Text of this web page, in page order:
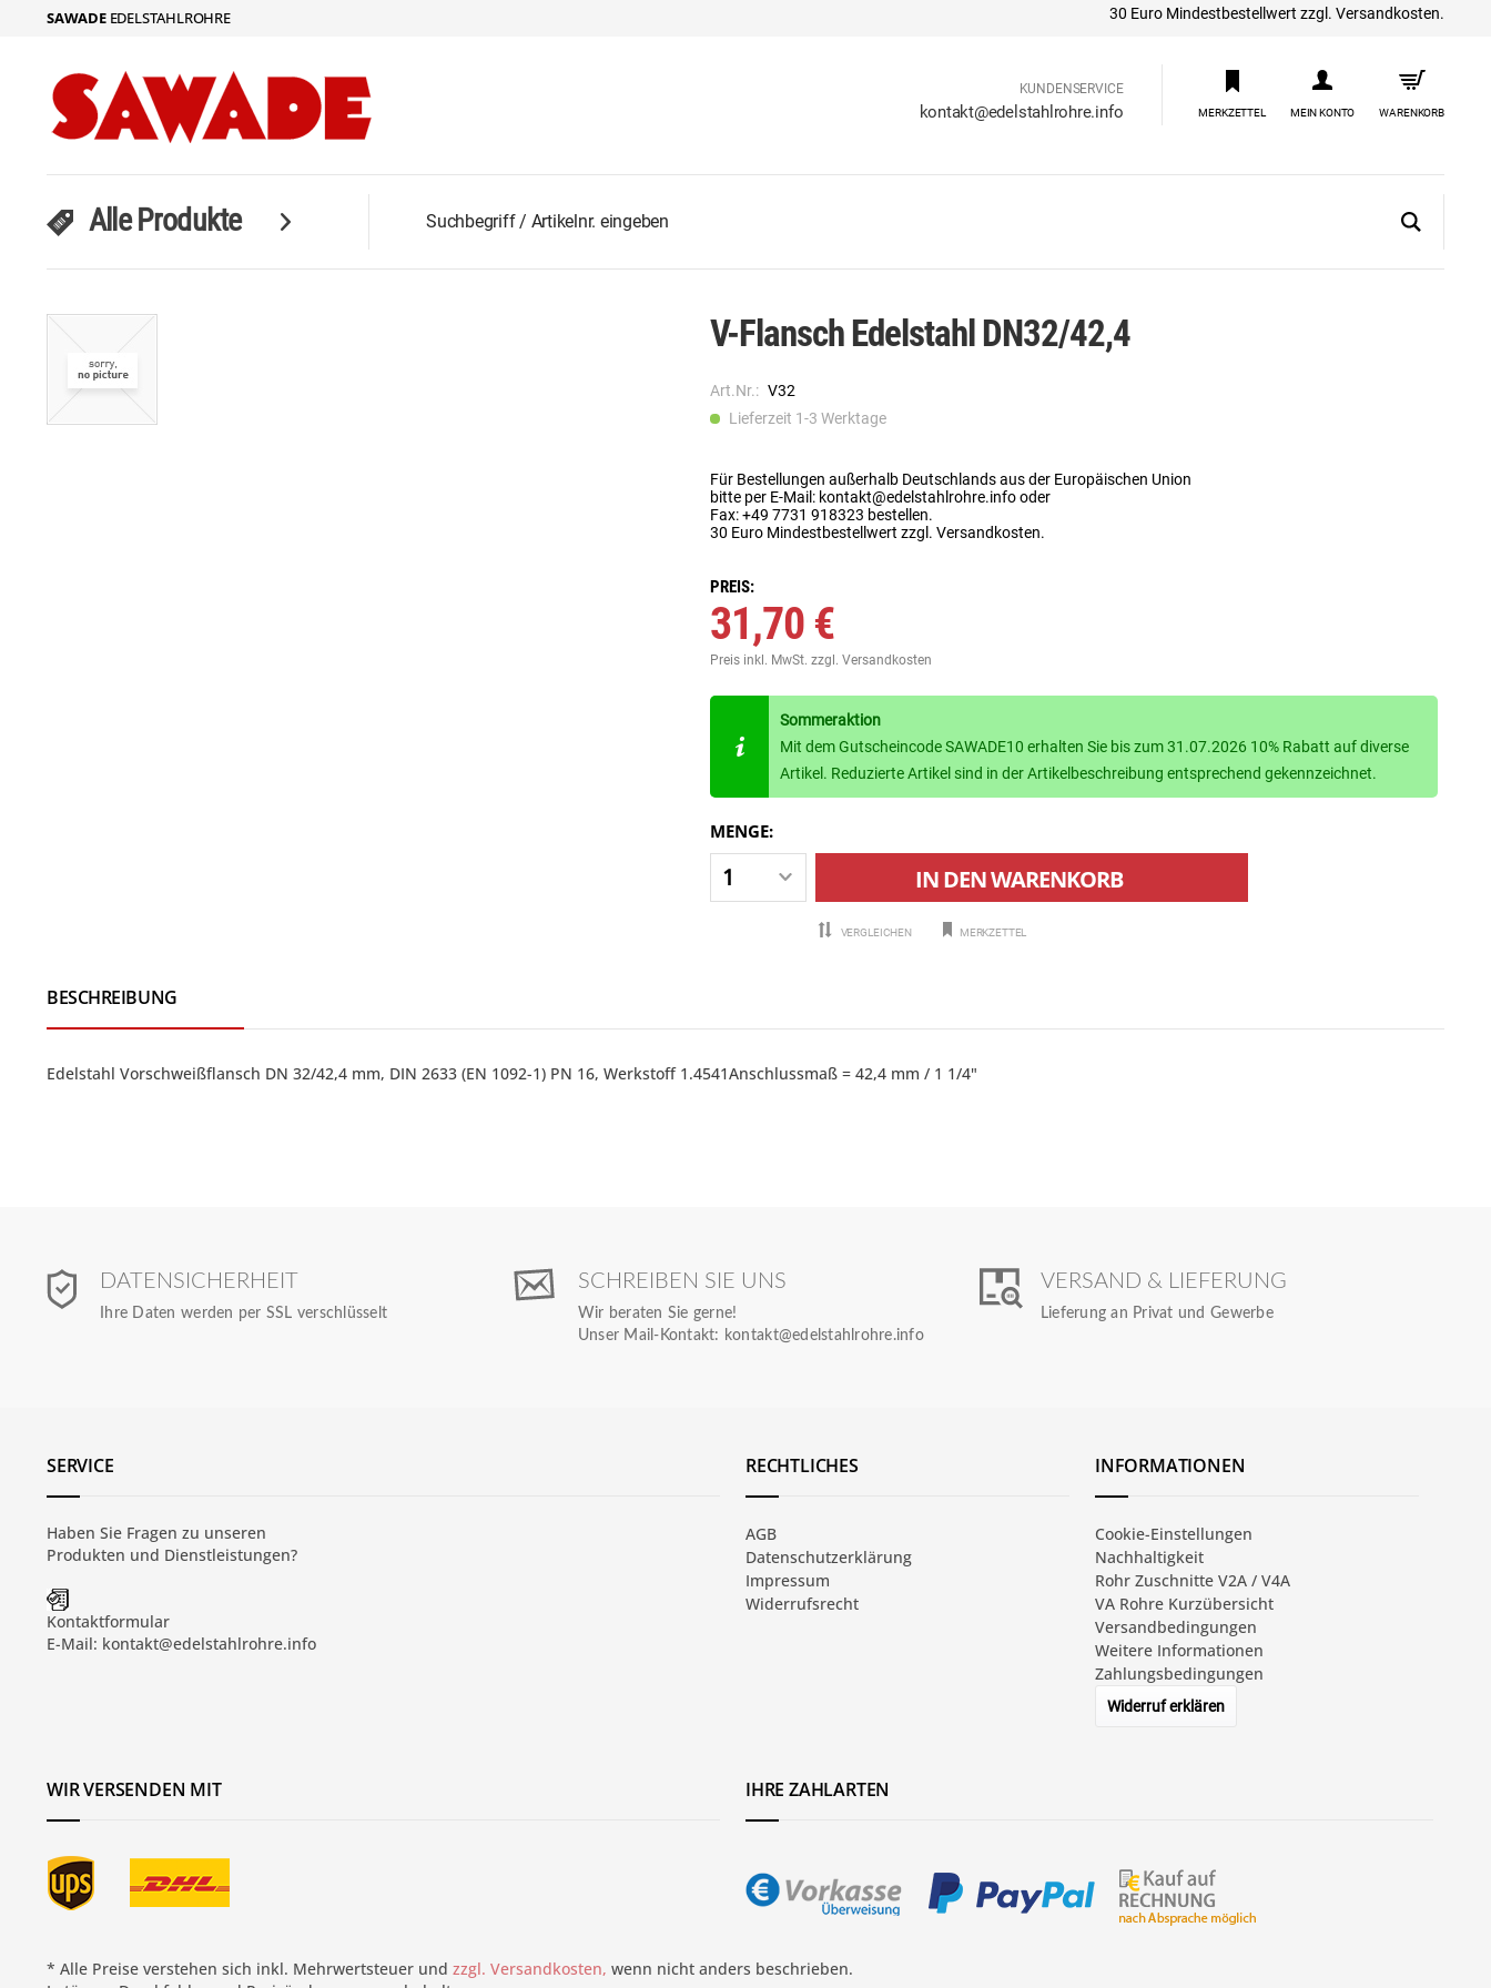
SAWADEEDELSTAHLROHRE 30 Euro Mindestbestellwert zzgl. Versandkosten.
KUNDENSERVICE
kontakt@edelstahlrohre.info MERKZETTEL MEIN KONTO WARENKORB
Alle Produkte
V-Flansch Edelstahl DN32/42,4
Art.Nr.: V32
Lieferzeit 1-3 Werktage
Für Bestellungen außerhalb Deutschlands aus der Europäischen Union
bitte per E-Mail: kontakt@edelstahlrohre.info oder
Fax: +49 7731 918323 bestellen.
30 Euro Mindestbestellwert zzgl. Versandkosten.
PREIS:
31,70 €
Preis inkl. MwSt.zzgl. Versandkosten
Sommeraktion
Mit dem Gutscheincode SAWADE10 erhalten Sie bis zum 31.07.2026 10% Rabatt auf diverse
Artikel. Reduzierte Artikel sind in der Artikelbeschreibung entsprechend gekennzeichnet.
MENGE:
IN DENWARENKORB
VERGLEICHEN MERKZETTEL
BESCHREIBUNG
Edelstahl Vorschweißflansch DN 32/42,4 mm, DIN 2633 (EN 1092-1) PN 16, Werkstoff 1.4541Anschlussmaß = 42,4 mm / 1 1/4"
DATENSICHERHEIT
Ihre Daten werden per SSL verschlüsselt
SCHREIBEN SIE UNS
Wir beraten Sie gerne!
Unser Mail-Kontakt: kontakt@edelstahlrohre.info
VERSAND & LIEFERUNG
Lieferung an Privat und Gewerbe
SERVICE
Haben Sie Fragen zu unseren
Produkten und Dienstleistungen?
Kontaktformular
E-Mail: kontakt@edelstahlrohre.info
RECHTLICHES
AGB
Datenschutzerklärung
Impressum
Widerrufsrecht
INFORMATIONEN
Cookie-Einstellungen
Nachhaltigkeit
Rohr Zuschnitte V2A / V4A
VA Rohre Kurzübersicht
Versandbedingungen
Weitere Informationen
Zahlungsbedingungen
Widerruf erklären
WIR VERSENDEN MIT IHRE ZAHLARTEN
* Alle Preise verstehen sich inkl. Mehrwertsteuer und zzgl. Versandkosten, wenn nicht anders beschrieben.